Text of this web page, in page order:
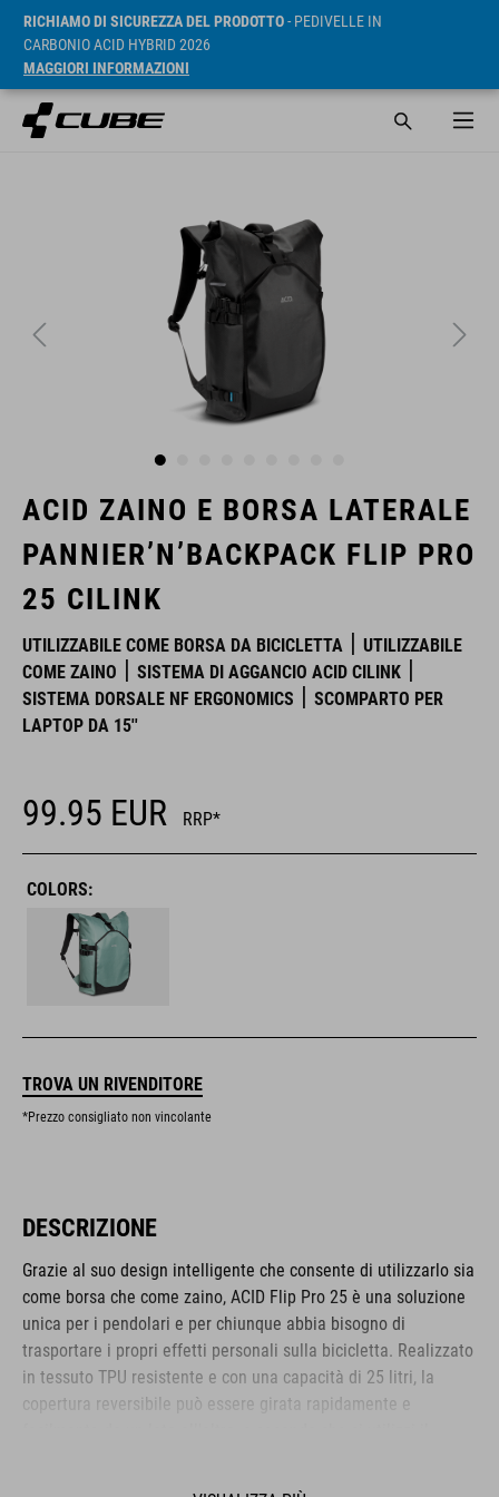
RICHIAMO DI SICUREZZA DEL PRODOTTO- PEDIVELLE IN
CARBONIO ACID HYBRID 2026
MAGGIORI INFORMAZIONI
ACID ZAINO E BORSA LATERALE
PANNIER’N’BACKPACK FLIP PRO
25 CILINK
UTILIZZABILE COME BORSA DA BICICLETTA
UTILIZZABILE
COME ZAINO
SISTEMA DI AGGANCIO ACID CILINK
SISTEMA DORSALE NF ERGONOMICS
SCOMPARTO PER
LAPTOP DA 15''
99.95 EUR RRP*
COLORS:
TROVA UN RIVENDITORE
*Prezzo consigliato non vincolante
DESCRIZIONE
Grazie al suo design intelligente che consente di utilizzarlo sia
come borsa che come zaino, ACID Flip Pro 25 è una soluzione
unica per i pendolari e per chiunque abbia bisogno di
trasportare i propri effetti personali sulla bicicletta. Realizzato
in tessuto TPU resistente e con una capacità di 25 litri, la
copertura reversibile può essere girata rapidamente e